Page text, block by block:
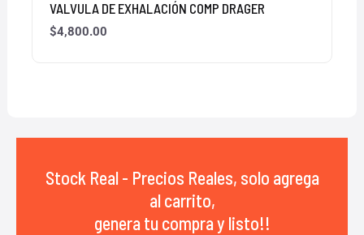
VALVULA DE EXHALACIÓN COMP DRAGER
$4,800.00
Stock Real - Precios Reales, solo agrega
al carrito,
genera tu compra y listo!!